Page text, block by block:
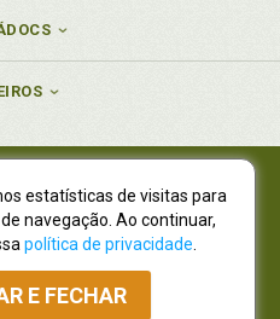
77.535.508/0001-19
01.701.561/0001-80
7665, São Lourenço |
- CEP 82210-310
Atacado: (41) 4009-3939
estatísticas de visitas para
navegação. Ao continuar,
política de privacidade
E FECHAR